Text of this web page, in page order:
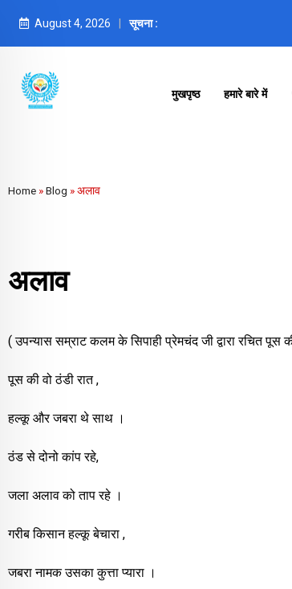
August 4, 2026 सूचना :
मुखपृष्ठ हमारे बारे में
Home »Blog »अलाव
अलाव
( उपन्यास सम्राट कलम के सिपाही प्रेमचंद जी द्वारा रचित पूस
पूस की वो ठंडी रात ,
हल्कू और जबरा थे साथ ।
ठंड से दोनो कांप रहे,
जला अलाव को ताप रहे ।
गरीब किसान हल्कू बेचारा ,
जबरा नामक उसका कुत्ता प्यारा ।